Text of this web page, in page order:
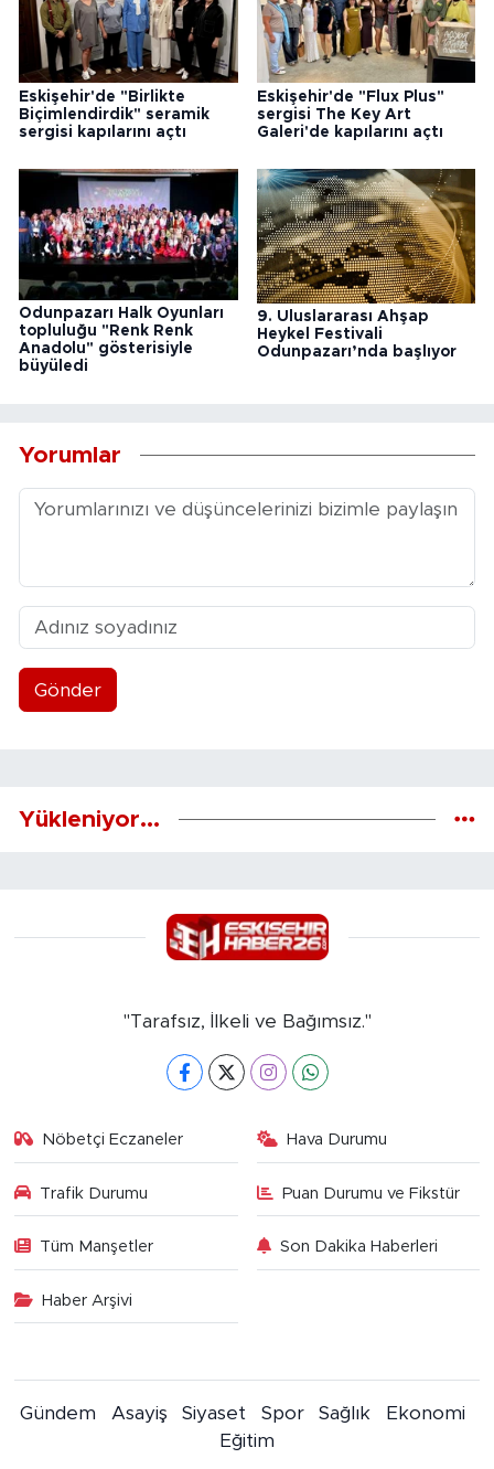
Eskişehir'de "Birlikte
Biçimlendirdik" seramik
sergisi kapılarını açtı
Eskişehir'de "Flux Plus"
sergisi The Key Art
Galeri'de kapılarını açtı
Odunpazarı Halk Oyunları
topluluğu "Renk Renk
Anadolu" gösterisiyle
büyüledi
9. Uluslararası Ahşap
Heykel Festivali
Odunpazarı’nda başlıyor
Yorumlar
Gönder
Yükleniyor...
"Tarafsız, İlkeli ve Bağımsız."
Nöbetçi Eczaneler Hava Durumu
Trafik Durumu Puan Durumu ve Fikstür
Tüm Manşetler Son Dakika Haberleri
Haber Arşivi
Gündem Asayiş Siyaset Spor Sağlık
Ekonomi
Eğitim